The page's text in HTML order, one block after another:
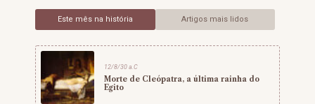
Este mês na história Artigos mais lidos
12/8/30 a.C
Morte de Cleópatra, a última rainha do
Egito